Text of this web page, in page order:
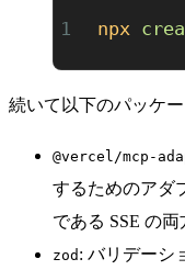
npx
続いて以下のパッケ
@vercel/mcp-
するためのアダ
である SSE の
zod : バリデーシ